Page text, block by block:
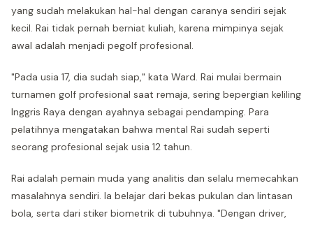
yang sudah melakukan hal-hal dengan caranya sendiri sejak
kecil. Rai tidak pernah berniat kuliah, karena mimpinya sejak
awal adalah menjadi pegolf profesional.
"Pada usia 17, dia sudah siap," kata Ward. Rai mulai bermain
turnamen golf profesional saat remaja, sering bepergian keliling
Inggris Raya dengan ayahnya sebagai pendamping. Para
pelatihnya mengatakan bahwa mental Rai sudah seperti
seorang profesional sejak usia 12 tahun.
Rai adalah pemain muda yang analitis dan selalu memecahkan
masalahnya sendiri. Ia belajar dari bekas pukulan dan lintasan
bola, serta dari stiker biometrik di tubuhnya. "Dengan driver,